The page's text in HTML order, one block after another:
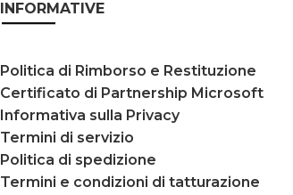
INFORMATIVE
Politica di Rimborso e Restituzione
Certificato di Partnership Microsoft
Informativa sulla Privacy
Termini di servizio
Politica di spedizione
Termini e condizioni di tatturazione